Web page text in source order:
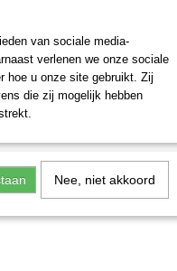
16 LS40
(VVF)
van sociale media-
verlenen we onze sociale
hoe u onze site gebruikt. Zij
die zij mogelijk hebben
Nee, niet akkoord